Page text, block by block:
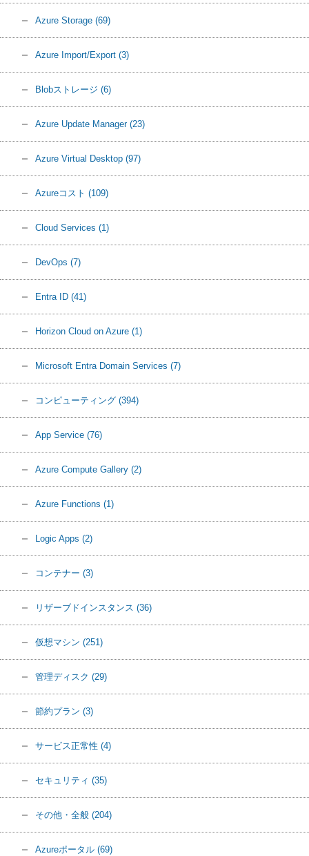
Azure Storage (69)
Azure Import/Export (3)
Blobストレージ (6)
Azure Update Manager (23)
Azure Virtual Desktop (97)
Azureコスト (109)
Cloud Services (1)
DevOps (7)
Entra ID (41)
Horizon Cloud on Azure (1)
Microsoft Entra Domain Services (7)
コンピューティング (394)
App Service (76)
Azure Compute Gallery (2)
Azure Functions (1)
Logic Apps (2)
コンテナー (3)
リザーブドインスタンス (36)
仮想マシン (251)
管理ディスク (29)
節約プラン (3)
サービス正常性 (4)
セキュリティ (35)
その他・全般 (204)
Azureポータル (69)